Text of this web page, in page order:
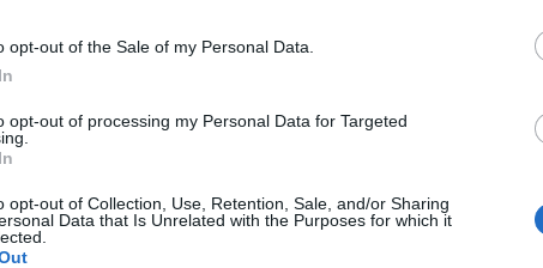
opt-out of the Sale of my Personal Data.
opt-out of processing my Personal Data for Targeted
opt-out of Collection, Use, Retention, Sale, and/or Sharing
Data that Is Unrelated with the Purposes for which it